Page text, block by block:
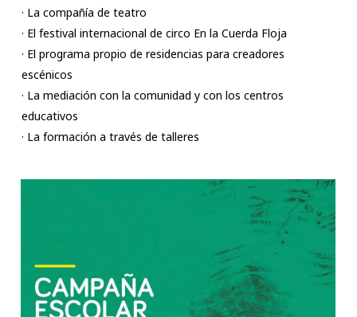
· La compañía de teatro
· El festival internacional de circo En la Cuerda Floja
· El programa propio de residencias para creadores
escénicos
· La mediación con la comunidad y con los centros
educativos
· La formación a través de talleres